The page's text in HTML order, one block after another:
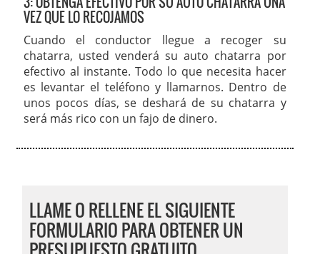
VEZ QUE LO RECOJAMOS
Cuando el conductor llegue a recoger su
chatarra, usted venderá su auto chatarra por
efectivo al instante. Todo lo que necesita hacer
es levantar el teléfono y llamarnos. Dentro de
unos pocos días, se deshará de su chatarra y
será más rico con un fajo de dinero.
LLAME O RELLENE EL SIGUIENTE
FORMULARIO PARA OBTENER UN